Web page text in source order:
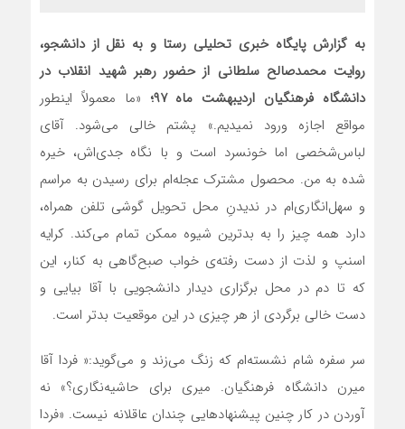
به گزارش پایگاه خبری تحلیلی رستا و به نقل از دانشجو،
روایت محمدصالح سلطانی از حضور رهبر شهید انقلاب در
دانشگاه فرهنگیان اردیبهشت ماه ۹۷؛
«ما معمولاً اینطور
مواقع اجازه ورود نمیدیم.» پشتم خالی می‌شود. آقای
لباس‌شخصی اما خونسرد است و با نگاه جدی‌اش، خیره
شده به من. محصول مشترک عجله‌ام برای رسیدن به مراسم
و سهل‌‌انگاری‌ام در ندیدنِ محل تحویل گوشی تلفن همراه،
دارد همه چیز را به بدترین شیوه ممکن تمام می‌کند. کرایه
اسنپ و لذت از دست رفته‌ی خواب صبح‌گاهی به کنار، این
که تا دم در محل برگزاری دیدار دانشجویی با آقا بیایی و
دست خالی برگردی از هر چیزی در این موقعیت بدتر است.
سر سفره شام نشسته‌ام که زنگ می‌زند و می‌گوید:« فردا آقا
میرن دانشگاه فرهنگیان. میری برای حاشیه‌نگاری؟» نه
آوردن در کار چنین پیشنهادهایی چندان عاقلانه نیست. «فردا